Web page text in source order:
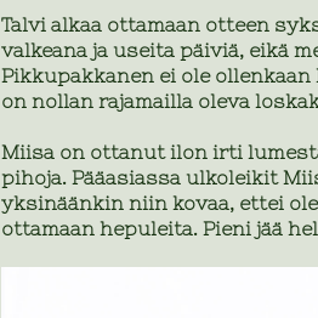
Talvi alkaa ottamaan otteen
valkeana ja useita päiviä, eikä
Pikkupakkanen ei ole
on nollan rajamailla oleva
Miisa on ottanut ilon irti
pihoja. Pääasiassa ulkoleikit
yksinäänkin niin kovaa, ettei
ottamaan hepuleita. Pieni jää